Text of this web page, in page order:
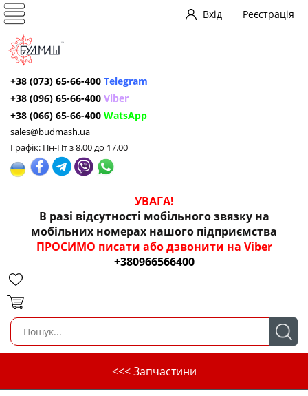
Вхід Реєстрація
+38 (073) 65-66-400 Telegram
+38 (096) 65-66-400 Viber
+38 (066) 65-66-400 WatsApp
sales@budmash.ua
Графік: Пн-Пт з 8.00 до 17.00
УВАГА!
В разі відсутності мобільного звязку на
мобільних номерах нашого підприємства
ПРОСИМО писати або дзвонити на Viber
+380966566400
<<< Запчастини